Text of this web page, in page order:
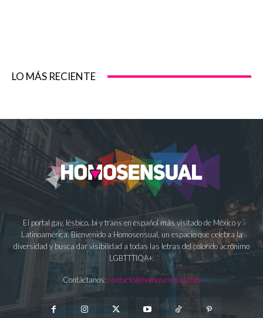
LO MÁS RECIENTE
El portal gay, lésbico, bi y trans en español más visitado de México y
Latinoamérica. Bienvenido a Homosensual, un espacio que celebra la
diversidad y busca dar visibilidad a todas las letras del colorido acrónimo
LGBTTTIQA+.
Contáctanos: contacto@homosensual.com